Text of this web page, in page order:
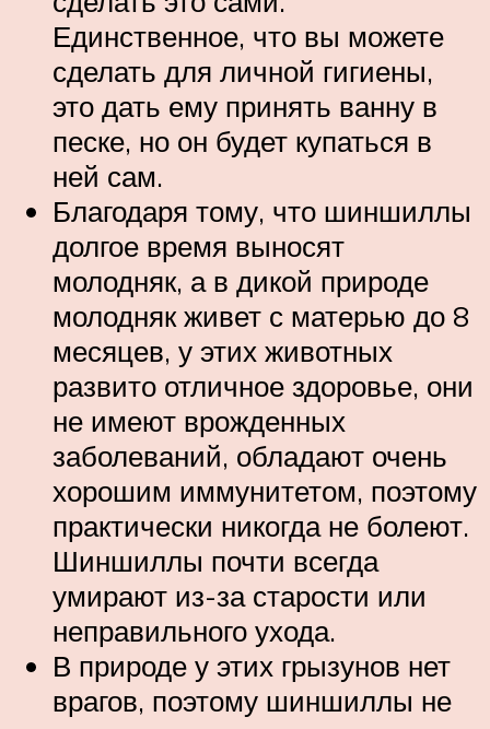
Единственное, что вы можете
сделать для личной гигиены,
это дать ему принять ванну в
песке, но он будет купаться в
ней сам.
Благодаря тому, что шиншиллы
долгое время выносят
молодняк, а в дикой природе
молодняк живет с матерью до 8
месяцев, у этих животных
развито отличное здоровье, они
не имеют врожденных
заболеваний, обладают очень
хорошим иммунитетом, поэтому
практически никогда не болеют.
Шиншиллы почти всегда
умирают из-за старости или
неправильного ухода.
В природе у этих грызунов нет
врагов, поэтому шиншиллы не